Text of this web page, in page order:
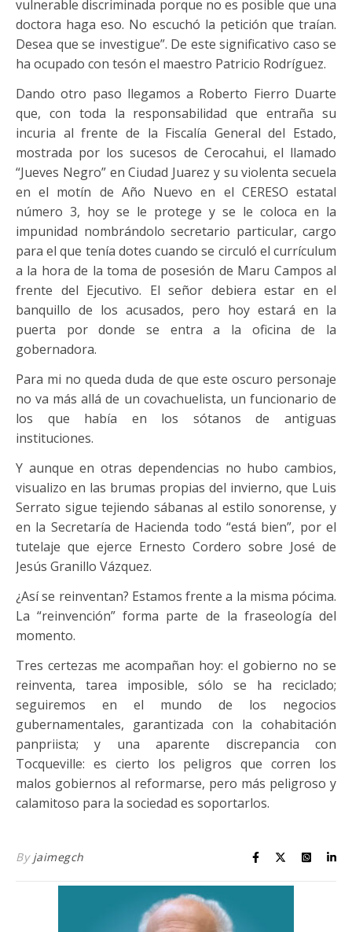
vulnerable discriminada porque no es posible que una
doctora haga eso. No escuchó la petición que traían.
Desea que se investigue”. De este significativo caso se
ha ocupado con tesón el maestro Patricio Rodríguez.
Dando otro paso llegamos a Roberto Fierro Duarte
que, con toda la responsabilidad que entraña su
incuria al frente de la Fiscalía General del Estado,
mostrada por los sucesos de Cerocahui, el llamado
“Jueves Negro” en Ciudad Juarez y su violenta secuela
en el motín de Año Nuevo en el CERESO estatal
número 3, hoy se le protege y se le coloca en la
impunidad nombrándolo secretario particular, cargo
para el que tenía dotes cuando se circuló el currículum
a la hora de la toma de posesión de Maru Campos al
frente del Ejecutivo. El señor debiera estar en el
banquillo de los acusados, pero hoy estará en la
puerta por donde se entra a la oficina de la
gobernadora.
Para mi no queda duda de que este oscuro personaje
no va más allá de un covachuelista, un funcionario de
los que había en los sótanos de antiguas
instituciones.
Y aunque en otras dependencias no hubo cambios,
visualizo en las brumas propias del invierno, que Luis
Serrato sigue tejiendo sábanas al estilo sonorense, y
en la Secretaría de Hacienda todo “está bien”, por el
tutelaje que ejerce Ernesto Cordero sobre José de
Jesús Granillo Vázquez.
¿Así se reinventan? Estamos frente a la misma pócima.
La “reinvención” forma parte de la fraseología del
momento.
Tres certezas me acompañan hoy: el gobierno no se
reinventa, tarea imposible, sólo se ha reciclado;
seguiremos en el mundo de los negocios
gubernamentales, garantizada con la cohabitación
panpriista; y una aparente discrepancia con
Tocqueville: es cierto los peligros que corren los
malos gobiernos al reformarse, pero más peligroso y
calamitoso para la sociedad es soportarlos.
By jaimegch